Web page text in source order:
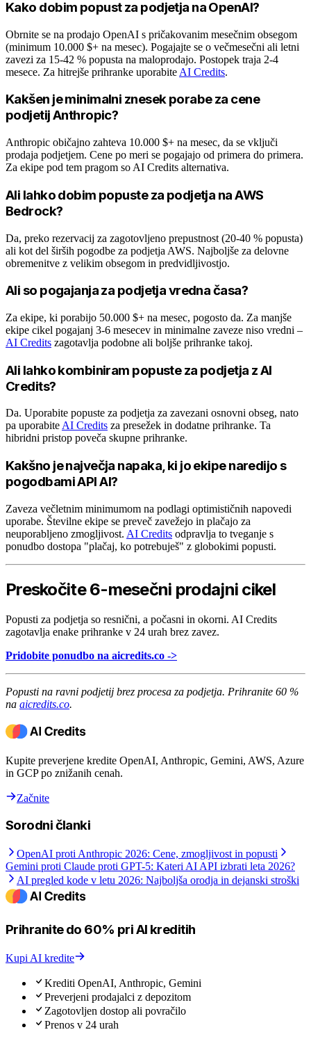
Kako dobim popust za podjetja na OpenAI?
Obrnite se na prodajo OpenAI s pričakovanim mesečnim obsegom
(minimum 10.000 $+ na mesec). Pogajajte se o večmesečni ali letni
zavezi za 15-42 % popusta na maloprodajo. Postopek traja 2-4
mesece. Za hitrejše prihranke uporabite AI Credits.
Kakšen je minimalni znesek porabe za cene
podjetij Anthropic?
Anthropic običajno zahteva 10.000 $+ na mesec, da se vključi
prodaja podjetjem. Cene po meri se pogajajo od primera do primera.
Za ekipe pod tem pragom so AI Credits alternativa.
Ali lahko dobim popuste za podjetja na AWS
Bedrock?
Da, preko rezervacij za zagotovljeno prepustnost (20-40 % popusta)
ali kot del širših pogodbe za podjetja AWS. Najboljše za delovne
obremenitve z velikim obsegom in predvidljivostjo.
Ali so pogajanja za podjetja vredna časa?
Za ekipe, ki porabijo 50.000 $+ na mesec, pogosto da. Za manjše
ekipe cikel pogajanj 3-6 mesecev in minimalne zaveze niso vredni –
AI Credits zagotavlja podobne ali boljše prihranke takoj.
Ali lahko kombiniram popuste za podjetja z AI
Credits?
Da. Uporabite popuste za podjetja za zavezani osnovni obseg, nato
pa uporabiteAI Credits za presežek in dodatne prihranke. Ta
hibridni pristop poveča skupne prihranke.
Kakšno je največja napaka, ki jo ekipe naredijo s
pogodbami API AI?
Zaveza večletnim minimumom na podlagi optimističnih napovedi
uporabe. Številne ekipe se preveč zavežejo in plačajo za
neuporabljeno zmogljivost. AI Credits odpravlja to tveganje s
ponudbo dostopa "plačaj, ko potrebuješ" z globokimi popusti.
Preskočite 6-mesečni prodajni cikel
Popusti za podjetja so resnični, a počasni in okorni. AI Credits
zagotavlja enake prihranke v 24 urah brez zavez.
Pridobite ponudbo na aicredits.co ->
Popusti na ravni podjetij brez procesa za podjetja. Prihranite 60 %
na aicredits.co.
Kupite preverjene kredite OpenAI, Anthropic, Gemini, AWS, Azure
in GCP po znižanih cenah.
Začnite
Sorodni članki
OpenAI proti Anthropic 2026: Cene, zmogljivost in popusti
Gemini proti Claude proti GPT-5: Kateri AI API izbrati leta 2026?
AI pregled kode v letu 2026: Najboljša orodja in dejanski stroški
Prihranite do 60% pri AI kreditih
Kupi AI kredite
Krediti OpenAI, Anthropic, Gemini
Preverjeni prodajalci z depozitom
Zagotovljen dostop ali povračilo
Prenos v 24 urah